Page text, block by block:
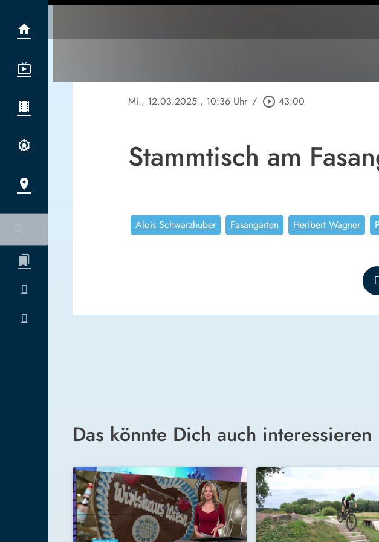
Mi., 12.03.2025 , 10:36 Uhr / play_circle_outline 43:00
Stammtisch am
Alois Schwarzhuber Fasangarten Heribert Wagner
Das könnte Dich auch interessieren